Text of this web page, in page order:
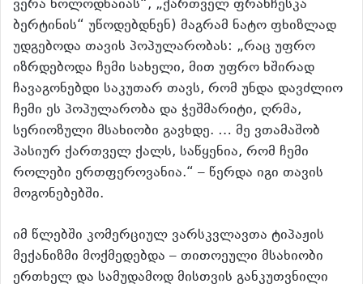
ვერა ხოლოდნაიას“, „ქართველ ფრანჩესკა
ბერტინის“ უწოდებდნენ) მაგრამ ნატო ფხიზლად
უდგებოდა თავის პოპულარობას: „რაც უფრო
იზრდებოდა ჩემი სახელი, მით უფრო ხშირად
ჩავაგონებდი საკუთარ თავს, რომ უნდა დავძლიო
ჩემი ეს პოპულარობა და ჭეშმარიტი, ღრმა,
სერიოზული მსახიობი გავხდე. … მე ვთამაშობ
პასიურ ქართველ ქალს, საწყენია, რომ ჩემი
როლები ერთფეროვანია.“ – წერდა იგი თავის
მოგონებებში.
იმ წლებში კომერციულ ვარსკვლავთა ტიპაჟის
მექანიზმი მოქმედებდა – თითოეული მსახიობი
ერთხელ და სამუდამოდ მისთვის განკუთვნილი